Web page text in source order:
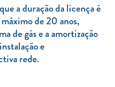
a duração da licença é
de 20 anos,
de gás e a amortização
e
rede.